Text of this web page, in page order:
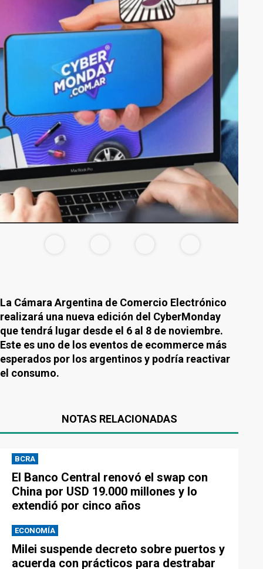
La Cámara Argentina de Comercio Electrónico
realizará una nueva edición del CyberMonday
que tendrá lugar desde el 6 al 8 de noviembre.
Este es uno de los eventos de ecommerce más
esperados por los argentinos y podría reactivar
el consumo.
NOTAS RELACIONADAS
BCRA
El Banco Central renovó el swap con
China por USD 19.000 millones y lo
extendió por cinco años
ECONOMÍA
Milei suspende decreto sobre puertos y
acuerda con prácticos para destrabar